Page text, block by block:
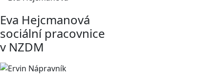
Eva Hejcmanová
sociální pracovnice
v NZDM